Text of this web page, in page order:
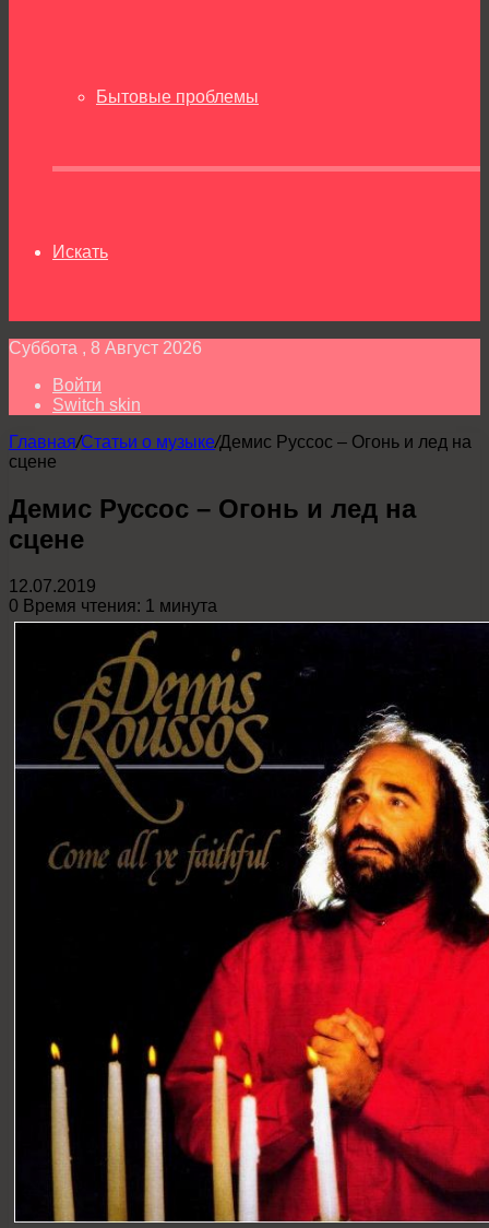
Бытовые проблемы
Искать
Суббота , 8 Август 2026
Войти
Switch skin
Главная/Статьи о музыке/Демис Руссос – Огонь и лед на
сцене
Демис Руссос – Огонь и лед на
сцене
12.07.2019
0 Время чтения: 1 минута